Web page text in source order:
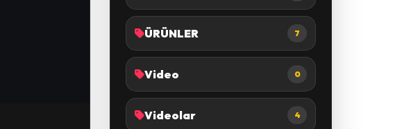
ÜRÜNLER 7
Video 0
Videolar 4